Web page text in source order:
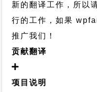
新的翻译工作，所以
行的工作，如果
推广我们！
贡献翻译
项目说明